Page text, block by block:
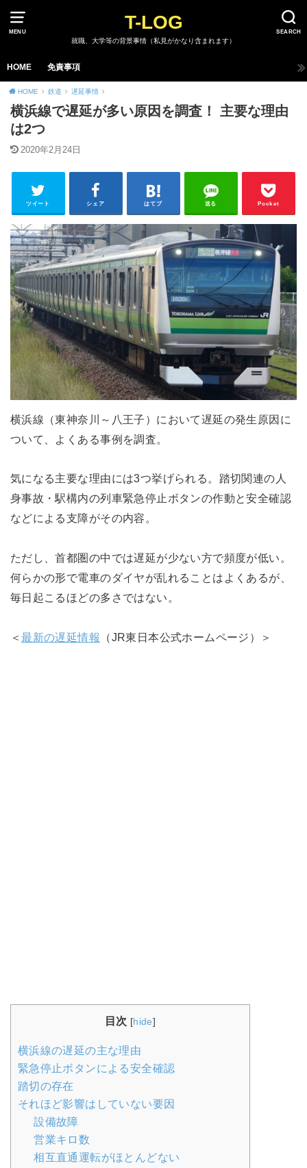
MENU SEARCH
T-LOG
就職、大学等の背景事情（私見がかなり含まれます）
HOME 免責事項
HOME 鉄道 遅延事情
横浜線で遅延が多い原因を調査！ 主要な理由
は2つ
2020年2月24日
ツイート シェア はてブ 送る Pocket
横浜線（東神奈川～八王子）において遅延の発生原因に
ついて、よくある事例を調査。
気になる主要な理由には3つ挙げられる。踏切関連の人
身事故・駅構内の列車緊急停止ボタンの作動と安全確認
などによる支障がその内容。
ただし、首都圏の中では遅延が少ない方で頻度が低い。
何らかの形で電車のダイヤが乱れることはよくあるが、
毎日起こるほどの多さではない。
＜最新の遅延情報 （JR東日本公式ホームページ）＞
目次 [hide]
横浜線の遅延の主な理由
緊急停止ボタンによる安全確認
踏切の存在
それほど影響はしていない要因
設備故障
営業キロ数
相互直通運転がほとんどない